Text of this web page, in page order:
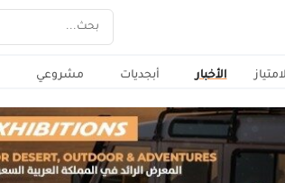
الأخبار أبجديات مشروعي